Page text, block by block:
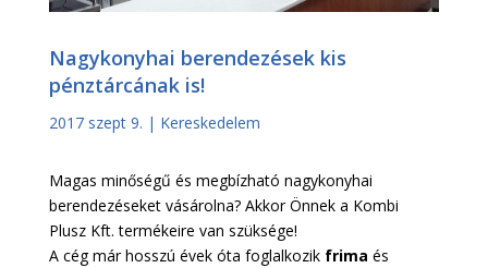
Nagykonyhai berendezések kis
pénztárcának is!
2017 szept 9. | Kereskedelem
Magas minőségű és megbízható nagykonyhai
berendezéseket vásárolna? Akkor Önnek a Kombi
Plusz Kft. termékeire van szüksége!
A cég már hosszú évek óta foglalkozik frima és